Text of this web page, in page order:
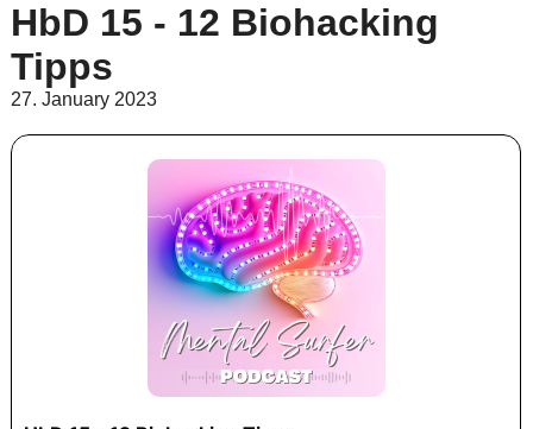
HbD 15 - 12 Biohacking
Tipps
27. January 2023